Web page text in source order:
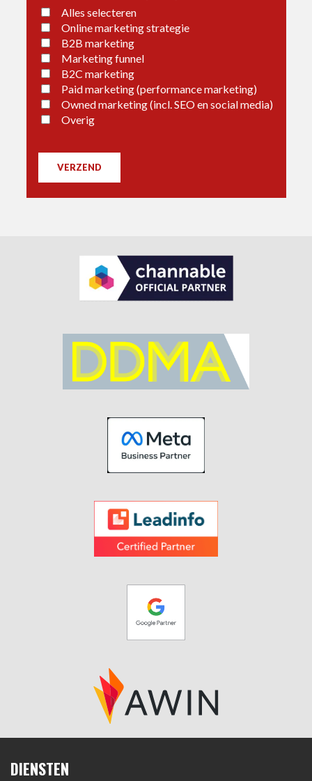
Alles selecteren
Online marketing strategie
B2B marketing
Marketing funnel
B2C marketing
Paid marketing (performance marketing)
Owned marketing (incl. SEO en social media)
Overig
VERZEND
DIENSTEN